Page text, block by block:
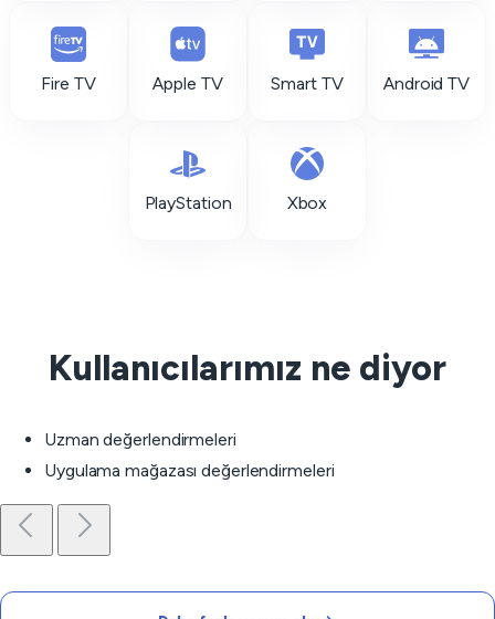
Fire TV Apple TV Smart TV Android TV
PlayStation Xbox
Kullanıcılarımız ne diyor
Uzman değerlendirmeleri
Uygulama mağazası değerlendirmeleri